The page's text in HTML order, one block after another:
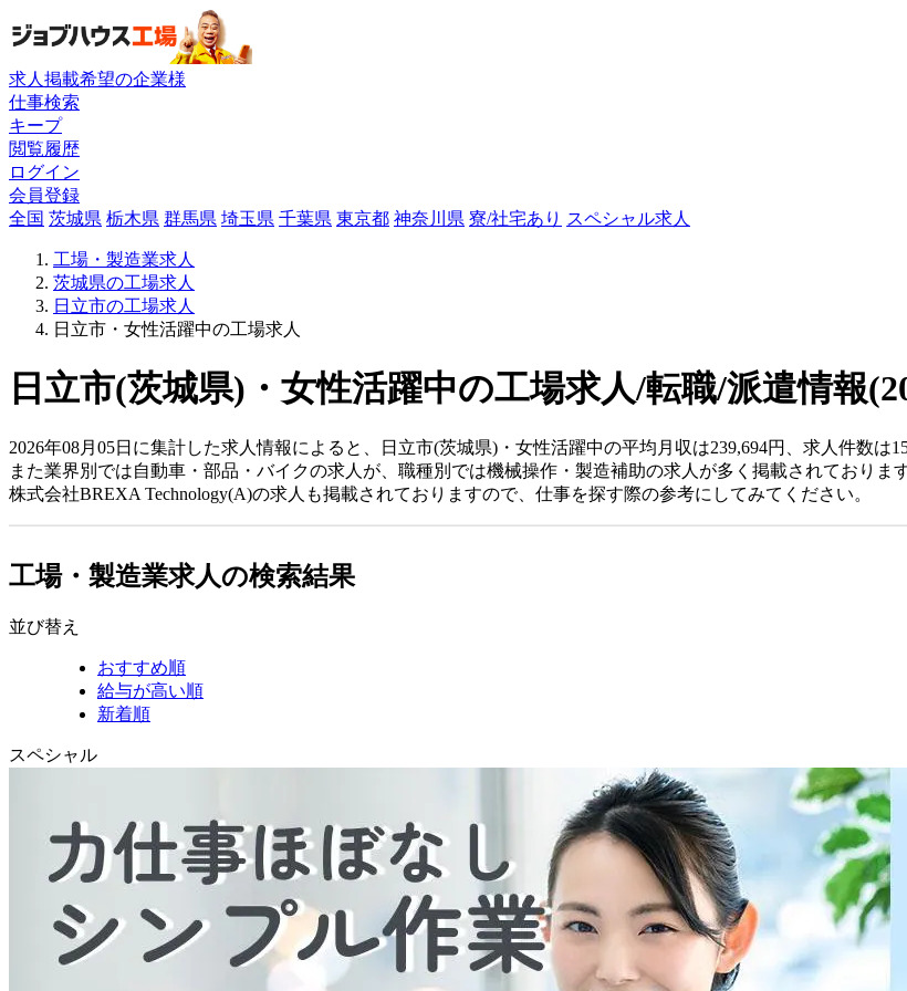
求人掲載希望の企業様
仕事検索
キープ
閲覧履歴
ログイン
会員登録
全国 茨城県 栃木県 群馬県 埼玉県 千葉県 東京都 神奈川県 寮/社宅あり スペシャル求人
工場・製造業求人
茨城県の工場求人
日立市の工場求人
日立市・女性活躍中の工場求人
日立市(茨城県)・女性活躍中の工場求人/転職/派遣情報
2026年08月05日に集計した求人情報によると、日立市(茨城県)・女性活躍中の平均月収は239,694円、求人件数は
また業界別では自動車・部品・バイクの求人が、職種別では機械操作・製造補助の求人が多く掲載されております
株式会社BREXA Technology(A)の求人も掲載されておりますので、仕事を探す際の参考にしてみてください。
工場・製造業求人の検索結果
並び替え
おすすめ順
給与が高い順
新着順
スペシャル